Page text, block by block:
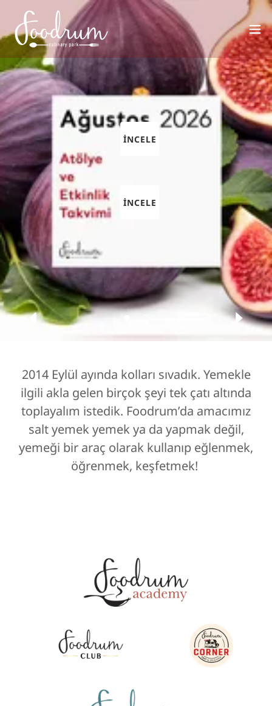
eğitimi
2014 Eylül ayında kolları sıvadık. Yemekle
ilgili akla gelen birçok şeyi tek çatı altında
toplayalım istedik. Foodrum’da amacımız
salt yemek yemek ya da yapmak değil,
yemeği bir araç olarak kullanıp eğlenmek,
öğrenmek, keşfetmek!